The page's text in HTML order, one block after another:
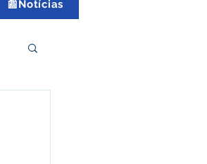
📰Notícias